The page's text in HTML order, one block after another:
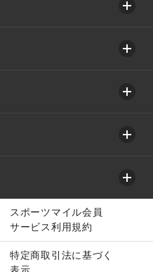
スポーツマイル会員
サービス利用規約
特定商取引法に基づく